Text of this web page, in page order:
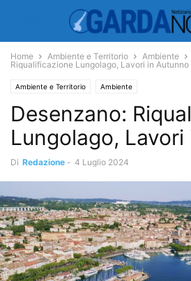
Home Ambiente e Territorio Ambiente
Riqualificazione Lungolago, Lavori in Autunno
Ambiente e Territorio Ambiente
Desenzano:
Lungolago,
Di Redazione - 4 Luglio 2024